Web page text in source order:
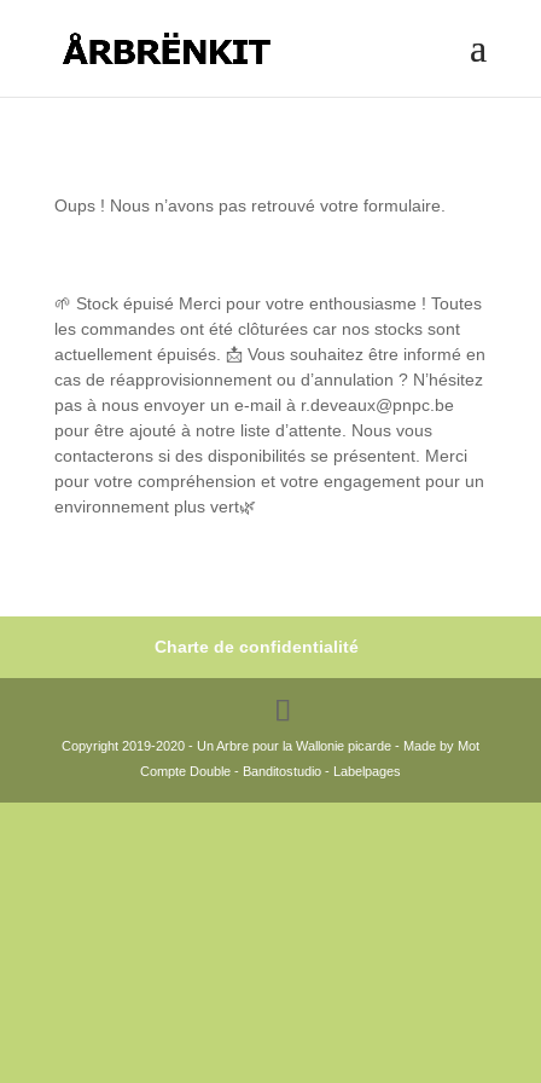
Oups ! Nous n’avons pas retrouvé votre formulaire.
🌱 Stock épuisé Merci pour votre enthousiasme ! Toutes
les commandes ont été clôturées car nos stocks sont
actuellement épuisés. 📩 Vous souhaitez être informé en
cas de réapprovisionnement ou d’annulation ? N’hésitez
pas à nous envoyer un e-mail à r.deveaux@pnpc.be
pour être ajouté à notre liste d’attente. Nous vous
contacterons si des disponibilités se présentent. Merci
pour votre compréhension et votre engagement pour un
environnement plus vert🌿
Charte de confidentialité
Copyright 2019-2020 - Un Arbre pour la Wallonie picarde - Made by Mot
Compte Double - Banditostudio - Labelpages